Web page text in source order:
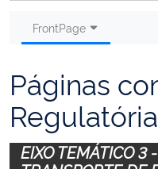
FrontPage
Páginas
Regulatória
EIXO TEMÁTICO 3